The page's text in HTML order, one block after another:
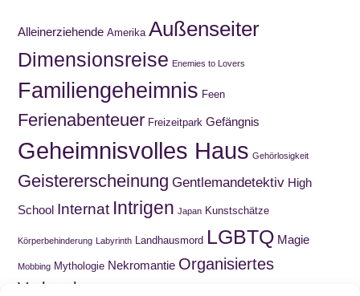
Alleinerziehende Amerika Außenseiter
Dimensionsreise Enemies to Lovers
Familiengeheimnis Feen
Ferienabenteuer Freizeitpark Gefängnis
Geheimnisvolles Haus Gehörlosigkeit
Geistererscheinung Gentlemandetektiv High
School Internat Intrigen Japan Kunstschätze
Körperbehinderung Labyrinth Landhausmord LGBTQ Magie
Mobbing Mythologie Nekromantie Organisiertes
Verbrechen